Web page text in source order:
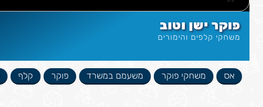
פוקר ישן וטוב
משחקי קלפים והימורים
אס משחקי פוקר משעמם במשרד פוקר קלף